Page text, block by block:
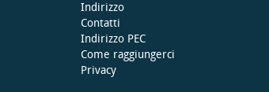
Indirizzo
Contatti
Indirizzo PEC
Come raggiungerci
Privacy